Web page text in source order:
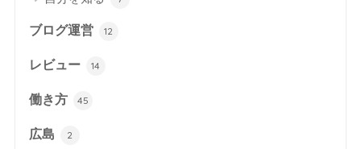
ブログ運営 12
レビュー 14
働き方 45
広島 2